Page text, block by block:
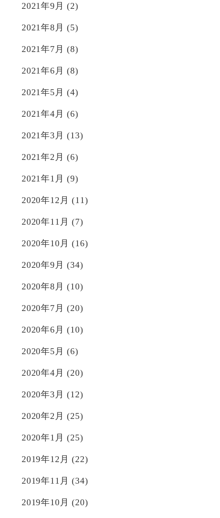
2021年9月 (2)
2021年8月 (5)
2021年7月 (8)
2021年6月 (8)
2021年5月 (4)
2021年4月 (6)
2021年3月 (13)
2021年2月 (6)
2021年1月 (9)
2020年12月 (11)
2020年11月 (7)
2020年10月 (16)
2020年9月 (34)
2020年8月 (10)
2020年7月 (20)
2020年6月 (10)
2020年5月 (6)
2020年4月 (20)
2020年3月 (12)
2020年2月 (25)
2020年1月 (25)
2019年12月 (22)
2019年11月 (34)
2019年10月 (20)